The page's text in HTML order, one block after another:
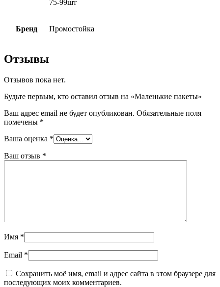
75-99шт
Бренд Промостойка
Отзывы
Отзывов пока нет.
Будьте первым, кто оставил отзыв на «Маленькие пакеты»
Ваш адрес email не будет опубликован. Обязательные поля
помечены *
Ваша оценка *
Ваш отзыв *
Имя *
Email *
Сохранить моё имя, email и адрес сайта в этом браузере для
последующих моих комментариев.